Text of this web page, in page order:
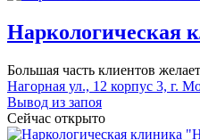
Наркологическая
Большая часть клиентов
Нагорная ул., 12 корпус 3, г.
Вывод из запоя
Сейчас открыто